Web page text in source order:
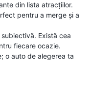
din lista atracțiilor.
pentru a merge și a
Există cea
fiecare ocazie.
o auto de alegerea ta